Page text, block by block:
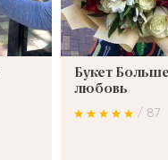
Букет
любовь
/ 87